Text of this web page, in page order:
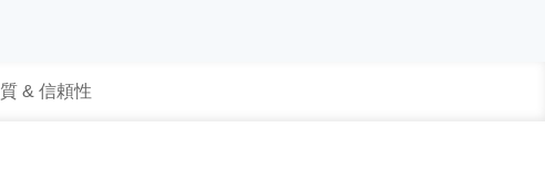
& 信頼性